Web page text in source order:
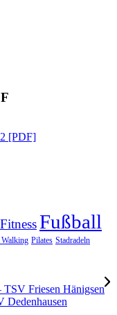
[PDF]
FitnessFußball
Pilates Stadradeln
Friesen Hänigsen
Dedenhausen